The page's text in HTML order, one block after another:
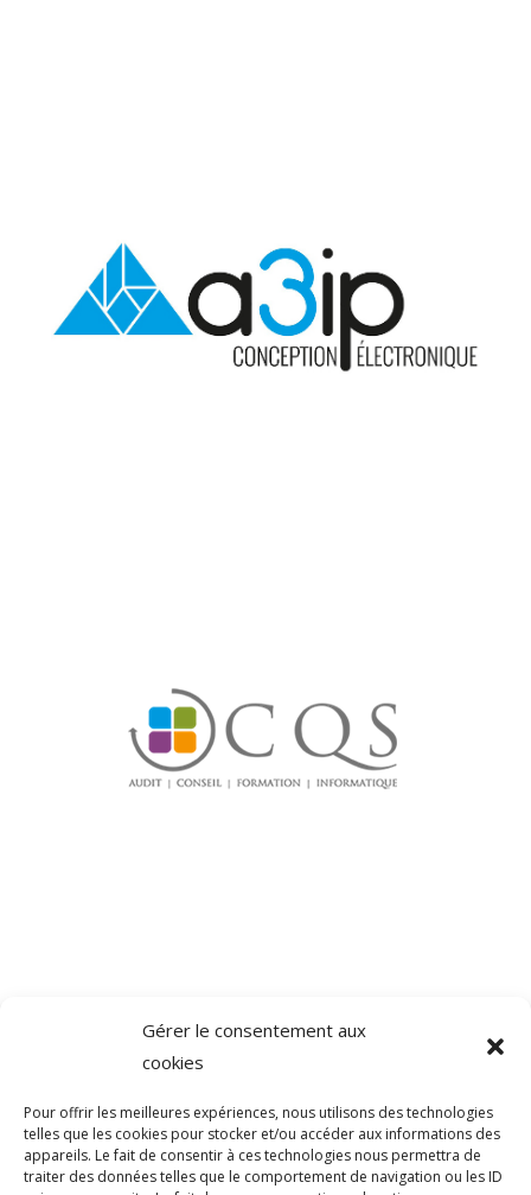
Gérer le consentement aux
cookies
Pour offrir les meilleures expériences, nous utilisons des technologies
telles que les cookies pour stocker et/ou accéder aux informations des
appareils. Le fait de consentir à ces technologies nous permettra de
traiter des données telles que le comportement de navigation ou les ID
SOCIAL MEDIA